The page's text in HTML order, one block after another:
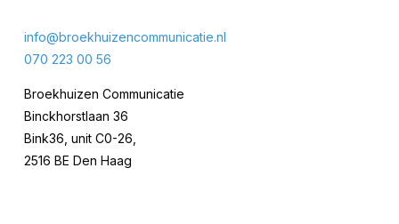
info@broekhuizencommunicatie.nl
070 223 00 56
Broekhuizen Communicatie
Binckhorstlaan 36
Bink36, unit C0-26,
2516 BE Den Haag